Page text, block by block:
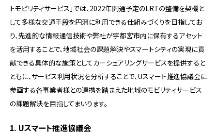
トモビリティサービス」では、2022年開通予定のLRTの整備を契機と
して多様な交通手段を円滑に利用できる仕組みづくりを目指してお
り、先進的な情報通信技術や弊社が宇都宮市内に保有するアセット
を活用することで、地域社会の課題解決やスマートシティの実現に貢
献できる具体的な施策としてカーシェアリングサービスを提供すると
ともに、サービス利用状況を分析することで、Uスマート推進協議会に
参画する各事業者様との連携を踏まえた地域のモビリティサービス
の課題解決を目指してまいります。
1. Uスマート推進協議会